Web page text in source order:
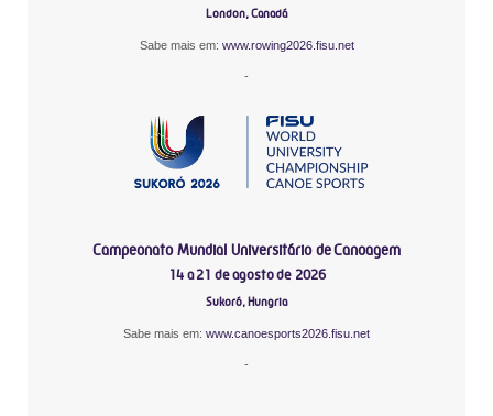
London, Canadá
Sabe mais em: www.rowing2026.fisu.net
-
Campeonato Mundial Universitário de Canoagem
14 a 21 de agosto de 2026
Sukoró, Hungria
Sabe mais em: www.canoesports2026.fisu.net
-